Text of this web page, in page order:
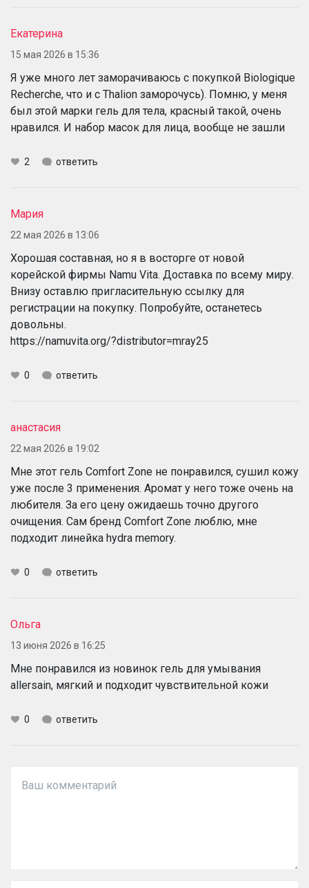
Екатерина
15 мая 2026 в 15:36
Я уже много лет заморачиваюсь с покупкой Biologique
Recherche, что и с Thalion заморочусь). Помню, у меня
был этой марки гель для тела, красный такой, очень
нравился. И набор масок для лица, вообще не зашли
2 ответить
Мария
22 мая 2026 в 13:06
Хорошая составная, но я в восторге от новой
корейской фирмы Namu Vita. Доставка по всему миру.
Внизу оставлю пригласительную ссылку для
регистрации на покупку. Попробуйте, останетесь
довольны.
https://namuvita.org/?distributor=mray25
0 ответить
анастасия
22 мая 2026 в 19:02
Мне этот гель Comfort Zone не понравился, сушил кожу
уже после 3 применения. Аромат у него тоже очень на
любителя. За его цену ожидаешь точно другого
очищения. Сам бренд Comfort Zone люблю, мне
подходит линейка hydra memory.
0 ответить
Ольга
13 июня 2026 в 16:25
Мне понравился из новинок гель для умывания
allersain, мягкий и подходит чувствительной кожи
0 ответить